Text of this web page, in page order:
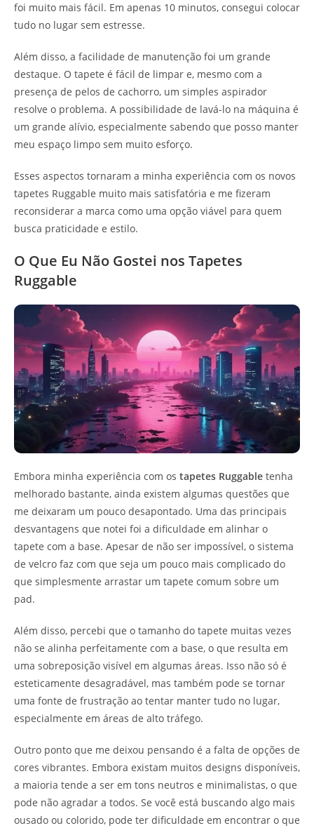
foi muito mais fácil. Em apenas 10 minutos, consegui colocar
tudo no lugar sem estresse.
Além disso, a facilidade de manutenção foi um grande
destaque. O tapete é fácil de limpar e, mesmo com a
presença de pelos de cachorro, um simples aspirador
resolve o problema. A possibilidade de lavá-lo na máquina é
um grande alívio, especialmente sabendo que posso manter
meu espaço limpo sem muito esforço.
Esses aspectos tornaram a minha experiência com os novos
tapetes Ruggable muito mais satisfatória e me fizeram
reconsiderar a marca como uma opção viável para quem
busca praticidade e estilo.
O Que Eu Não Gostei nos Tapetes
Ruggable
Embora minha experiência com os tapetes Ruggable tenha
melhorado bastante, ainda existem algumas questões que
me deixaram um pouco desapontado. Uma das principais
desvantagens que notei foi a dificuldade em alinhar o
tapete com a base. Apesar de não ser impossível, o sistema
de velcro faz com que seja um pouco mais complicado do
que simplesmente arrastar um tapete comum sobre um
pad.
Além disso, percebi que o tamanho do tapete muitas vezes
não se alinha perfeitamente com a base, o que resulta em
uma sobreposição visível em algumas áreas. Isso não só é
esteticamente desagradável, mas também pode se tornar
uma fonte de frustração ao tentar manter tudo no lugar,
especialmente em áreas de alto tráfego.
Outro ponto que me deixou pensando é a falta de opções de
cores vibrantes. Embora existam muitos designs disponíveis,
a maioria tende a ser em tons neutros e minimalistas, o que
pode não agradar a todos. Se você está buscando algo mais
ousado ou colorido, pode ter dificuldade em encontrar o que